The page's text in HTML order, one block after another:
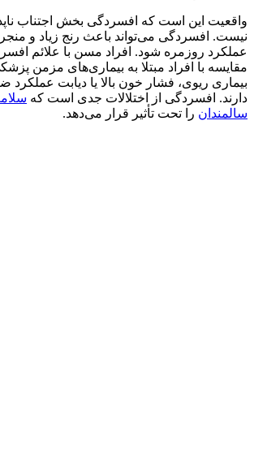
واقعیت این است که افسردگی بخش اجتناب
نیست. افسردگی می‌تواند باعث رنج زیاد و منجر
عملکرد روزمره شود. افراد مسن با علائم
مقایسه با افراد مبتلا به بیماری‌های مزمن
بیماری ریوی، فشار خون بالا یا دیابت
دارند. افسردگی از اختلالات جدی است که
سالمندان را تحت تأثیر قرار می‌دهد.